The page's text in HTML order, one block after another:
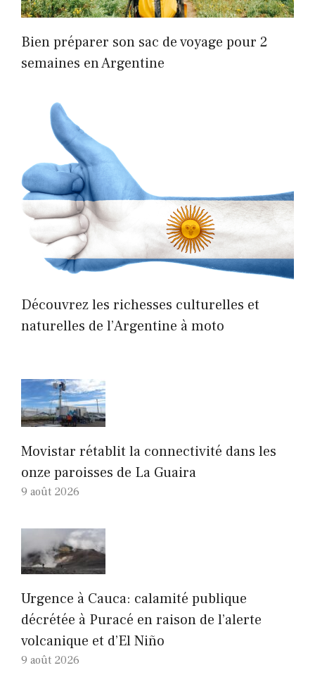
Bien préparer son sac de voyage pour 2
semaines en Argentine
Découvrez les richesses culturelles et
naturelles de l’Argentine à moto
Movistar rétablit la connectivité dans les
onze paroisses de La Guaira
9 août 2026
Urgence à Cauca: calamité publique
décrétée à Puracé en raison de l’alerte
volcanique et d’El Niño
9 août 2026